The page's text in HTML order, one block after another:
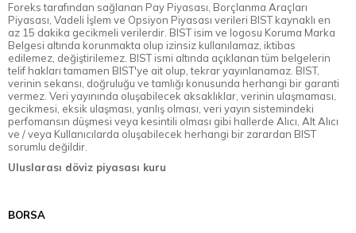
Foreks tarafından sağlanan Pay Piyasası, Borçlanma Araçları
Piyasası, Vadeli İşlem ve Opsiyon Piyasası verileri BIST kaynaklı en
az 15 dakika gecikmeli verilerdir. BIST isim ve logosu Koruma Marka
Belgesi altında korunmakta olup izinsiz kullanılamaz, iktibas
edilemez, değiştirilemez. BIST ismi altında açıklanan tüm belgelerin
telif hakları tamamen BIST'ye ait olup, tekrar yayınlanamaz. BIST,
verinin sekansı, doğruluğu ve tamlığı konusunda herhangi bir garanti
vermez. Veri yayınında oluşabilecek aksaklıklar, verinin ulaşmaması,
gecikmesi, eksik ulaşması, yanlış olması, veri yayın sistemindeki
perfomansın düşmesi veya kesintili olması gibi hallerde Alıcı, Alt Alıcı
ve / veya Kullanıcılarda oluşabilecek herhangi bir zarardan BIST
sorumlu değildir.
Uluslarası döviz piyasası kuru
BORSA